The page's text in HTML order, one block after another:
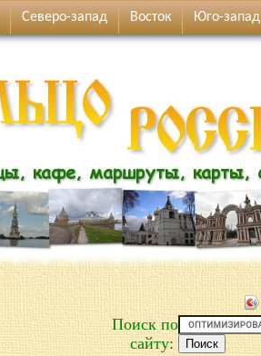
Северо-запад Восток Юго-запад
Поиск по
сайту: